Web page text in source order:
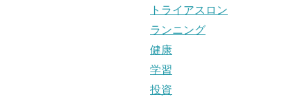
トライアスロン
ランニング
健康
学習
投資